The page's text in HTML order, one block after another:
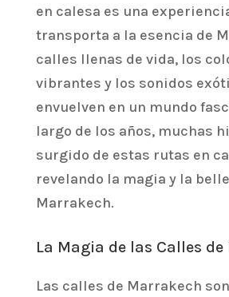
en calesa es una
transporta a la esencia de
calles llenas de vida, los
vibrantes y los sonidos
envuelven en un mundo
largo de los años, muchas
surgido de estas rutas en
revelando la magia y la
Marrakech.
La Magia de las Calles
Las calles de Marrakech